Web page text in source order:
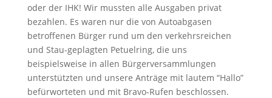
oder der IHK! Wir mussten alle Ausgaben privat
bezahlen. Es waren nur die von Autoabgasen
betroffenen Bürger rund um den verkehrsreichen
und Stau-geplagten Petuelring, die uns
beispielsweise in allen Bürgerversammlungen
unterstützten und unsere Anträge mit lautem “Hallo”
befürworteten und mit Bravo-Rufen beschlossen.